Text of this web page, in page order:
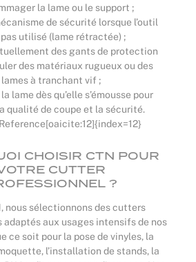
la lame ou le support ;
de sécurité lorsque l’outil
pas utilisé (lame rétractée) ;
des gants de protection
des matériaux rugueux ou des
lames à tranchant vif ;
lame dès qu’elle s’émousse pour
qualité de coupe et la sécurité.
CHOISIR CTN POUR
CUTTER
?
nous sélectionnons des cutters
adaptés aux usages intensifs de nos
ce soit pour la pose de vinyles, la
l’installation de stands, la